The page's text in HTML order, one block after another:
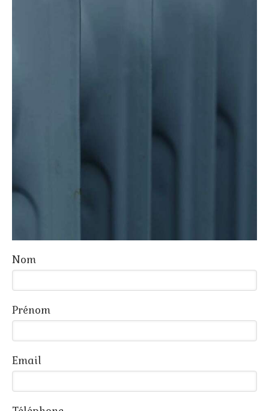
Nom
Prénom
Email